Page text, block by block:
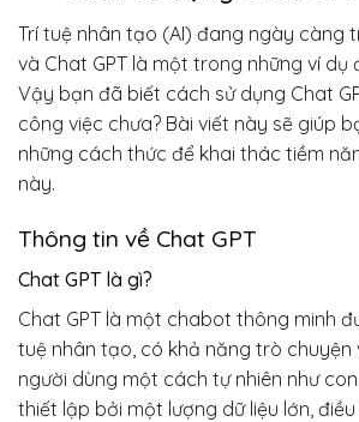
Trí tuệ nhân tạo (AI) đang ngày càng
và Chat GPT là một trong những ví dụ
Vậy bạn đã biết cách sử dụng Chat
công việc chưa? Bài viết này sẽ giúp
những cách thức để khai thác tiềm
này.
Thông tin về Chat GPT
Chat GPT là gì?
Chat GPT là một chabot thông minh
tuệ nhân tạo, có khả năng trò
người dùng một cách tự nhiên như
thiết lập bởi một lượng dữ liệu lớn,